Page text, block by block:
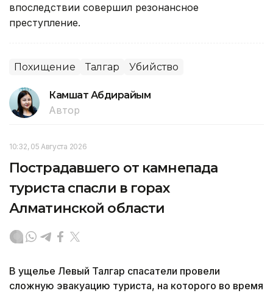
впоследствии совершил резонансное
преступление.
Похищение Талгар Убийство
Камшат Абдирайым
Автор
10:32, 05 Августа 2026
Пострадавшего от камнепада
туриста спасли в горах
Алматинской области
В ущелье Левый Талгар спасатели провели
сложную эвакуацию туриста, на которого во время